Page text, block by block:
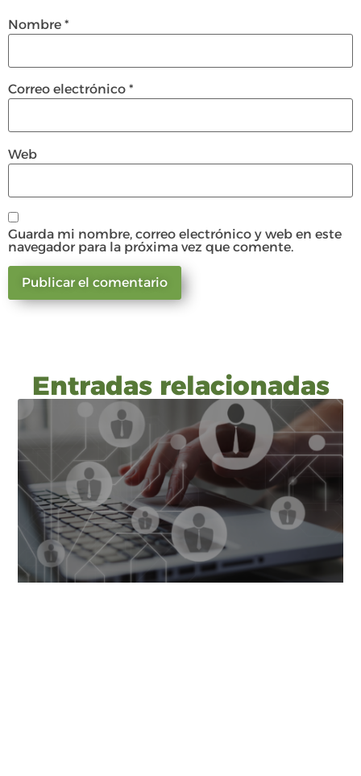
Nombre *
Correo electrónico *
Web
Guarda mi nombre, correo electrónico y web en este
navegador para la próxima vez que comente.
Entradas relacionadas